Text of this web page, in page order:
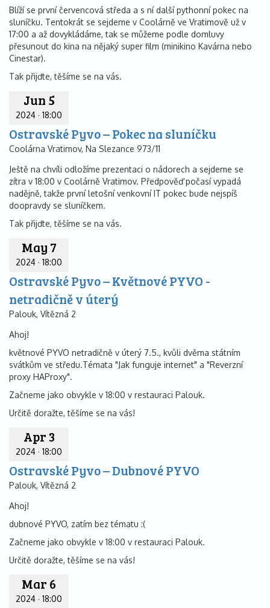
Blíží se první červencová středa a s ní další pythonní pokec na
sluníčku. Tentokrát se sejdeme v Coolárně ve Vratimově už v
17:00 a až dovykládáme, tak se můžeme podle domluvy
přesunout do kina na nějaký super film (minikino Kavárna nebo
Cinestar).
Tak přijďte, těšíme se na vás.
Jun 5
2024 ·18:00
Ostravské Pyvo – Pokec na sluníčku
Coolárna Vratimov, Na Slezance 973/11
Ještě na chvíli odložíme prezentaci o nádorech a sejdeme se
zítra v 18:00 v Coolárně Vratimov. Předpověď počasí vypadá
nadějně, takže první letošní venkovní IT pokec bude nejspíš
doopravdy se sluníčkem.
Tak přijďte, těšíme se na vás.
May 7
2024 ·18:00
Ostravské Pyvo – Květnové PYVO -
netradičně v úterý
Palouk, Vítězná 2
Ahoj!
květnové PYVO netradičně v úterý 7.5., kvůli dvěma státním
svátkům ve středu.Témata "Jak funguje internet" a "Reverzní
proxy HAProxy".
Začneme jako obvykle v 18:00 v restauraci Palouk.
Určitě doražte, těšíme se na vás!
Apr 3
2024 ·18:00
Ostravské Pyvo – Dubnové PYVO
Palouk, Vítězná 2
Ahoj!
dubnové PYVO, zatím bez tématu :(
Začneme jako obvykle v 18:00 v restauraci Palouk.
Určitě doražte, těšíme se na vás!
Mar 6
2024 ·18:00